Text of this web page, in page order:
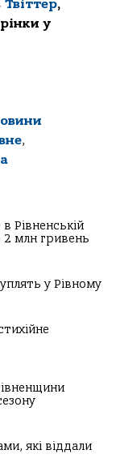
Твіттер,
у
,
Рівненській
2 млн гривень
у Рівному
які віддали